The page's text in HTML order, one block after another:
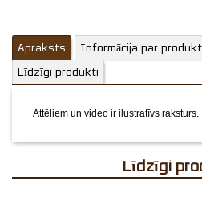
Apraksts Informācija par
Līdzīgi produkti
Attēliem un video ir ilustratīvs raksturs.
Līdzīgi